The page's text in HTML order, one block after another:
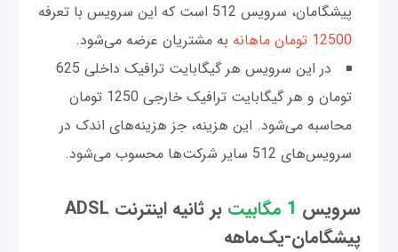
پیشگامان، سرویس 512 است که این سرویس با تعرفه
12500 تومان ماهانه
به مشتریان عرضه می‌شود.
در این سرویس هر گیگابایت ترافیک داخلی 625
تومان و هر گیگابایت ترافیک خارجی 1250 تومان
محاسبه می‌شود. این هزینه، جز هزینه‌های اندک در
سرویس‌های 512 سایر شرکت‌ها محسوب می‌شود.
سرویس 1 مگابیت
بر ثانیه اینترنت ADSL
پیشگامان-یک‌ماهه